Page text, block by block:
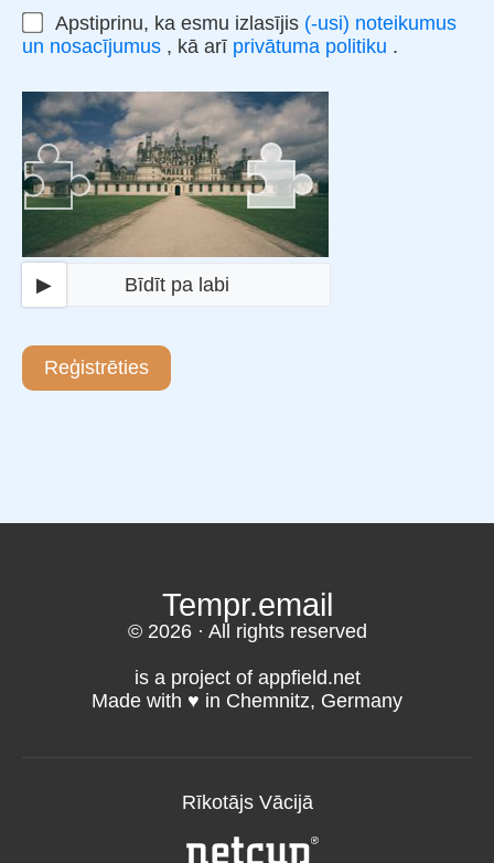
Apstiprinu, ka esmu izlasījis (-usi) noteikumus
un nosacījumus , kā arī privātuma politiku .
▶ Bīdīt pa labi
Reģistrēties
Tempr.email
© 2026 · All rights reserved
is a project of appfield.net
Made with ♥️ in Chemnitz, Germany
Rīkotājs Vācijā